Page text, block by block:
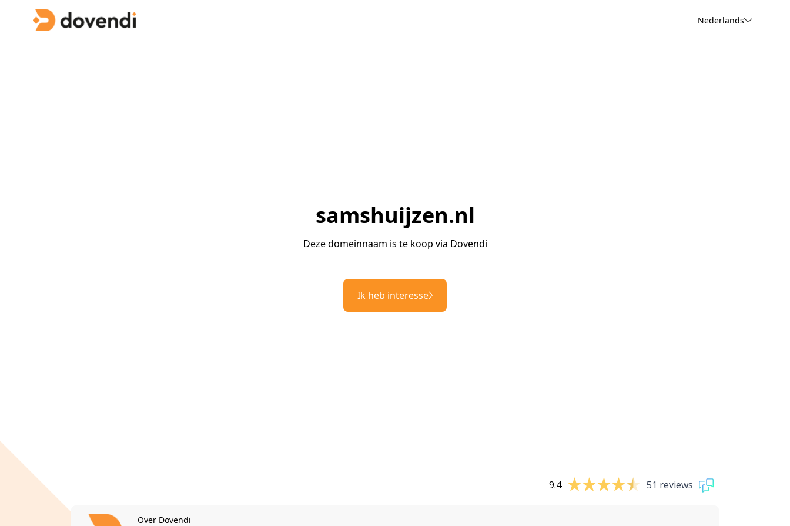
Nederlands
samshuijzen.nl
Deze domeinnaam is te koop via Dovendi
Ik heb interesse
9.4 51 reviews
Over Dovendi